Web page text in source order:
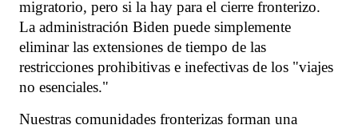
migratorio, pero si la hay para el cierre fronterizo.
La administración Biden puede simplemente
eliminar las extensiones de tiempo de las
restricciones prohibitivas e inefectivas de los "viajes
no esenciales."
Nuestras comunidades fronterizas forman una